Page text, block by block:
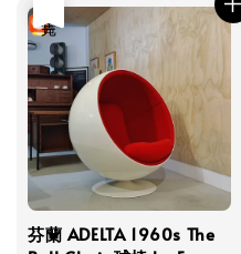
芬蘭 ADELTA 1960s The